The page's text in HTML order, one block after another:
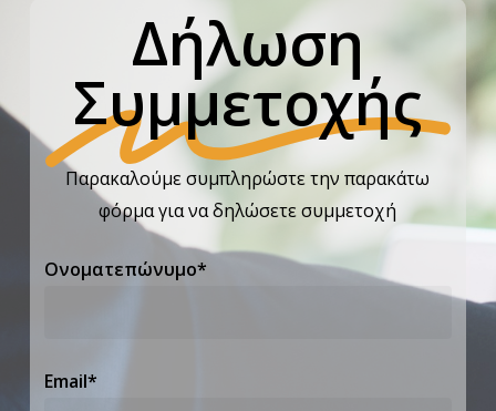
Δήλωση
Συμμετοχής
Παρακαλούμε συμπληρώστε την παρακάτω
φόρμα για να δηλώσετε συμμετοχή
Ονοματεπώνυμο*
Email*